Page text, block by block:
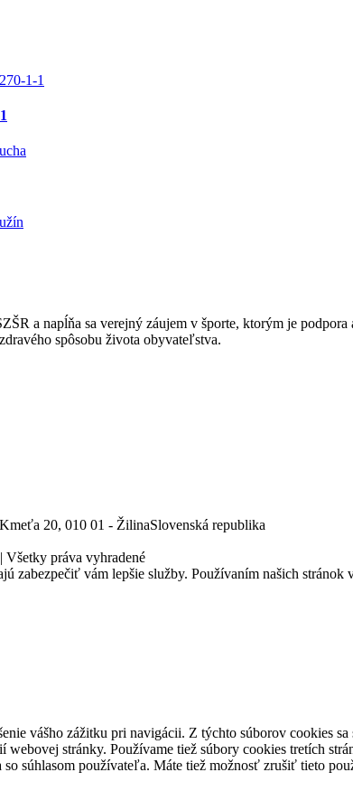
a napĺňa sa verejný záujem v športe, ktorým je
spôsobu života obyvateľstva.
20, 010 01 - ŽilinaSlovenská republika
práva vyhradené
zabezpečiť vám lepšie služby. Používaním našich
vášho zážitku pri navigácii. Z týchto súborov cookies
stránky. Používame tiež súbory cookies tretích
súhlasom používateľa. Máte tiež možnosť zrušiť tieto